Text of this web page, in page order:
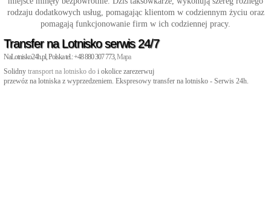
rodzaju dodatkowych usług, pomagając klientom w codziennym życiu oraz
pomagają funkcjonowanie firm w ich codziennej pracy.
Transfer na Lotnisko serwis 24/7
NaLotnisko24h.pl, Polska tel.: +48 880 307 773,Mapa
Solidny transport na lotnisko do i okolice zarezerwuj
przewóz na lotniska z wyprzedzeniem. Ekspresowy transfer na lotnisko - Serwis 24h.